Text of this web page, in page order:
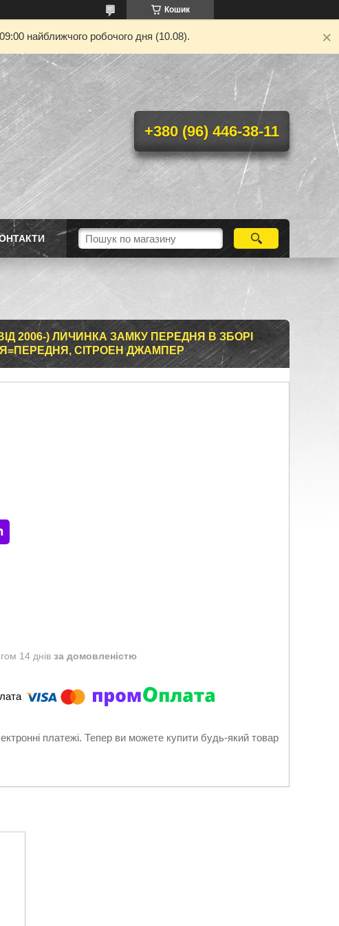
Кошик
найближчого робочого дня (10.08).
+380 (96) 446-38-11
2006-) ЛИЧИНКА ЗАМКУ ПЕРЕДНЯ В ЗБОРІ
СІТРОЕН ДЖАМПЕР
14 днів за домовленістю
платежі. Тепер ви можете купити будь-який товар